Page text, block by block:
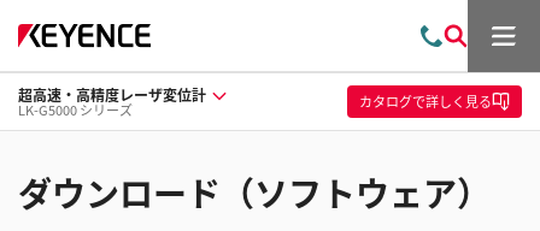
問
い
合
わ
索
メ
ュ
ー
超高速・高精度レーザ変位計
LK-G5000 シリーズ カタログで詳しく見る
ダウンロード（ソフトウェア）